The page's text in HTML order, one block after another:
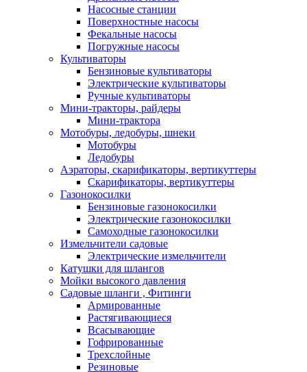
Насосные станции
Поверхностные насосы
Фекальные насосы
Погружные насосы
Культиваторы
Бензиновые культиваторы
Электрические культиваторы
Ручные культиваторы
Мини-тракторы, райдеры
Мини-трактора
Мотобуры, ледобуры, шнеки
Мотобуры
Ледобуры
Аэраторы, скарификаторы, вертикуттеры
Скарификаторы, вертикуттеры
Газонокосилки
Бензиновые газонокосилки
Электрические газонокосилки
Самоходные газонокосилки
Измельчители садовые
Электрические измельчители
Катушки для шлангов
Мойки высокого давления
Садовые шланги , Фитинги
Армированные
Растягивающиеся
Всасывающие
Гофрированные
Трехслойные
Резиновые